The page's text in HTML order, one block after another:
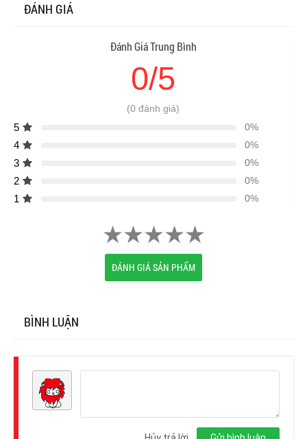
ĐÁNH GIÁ
Đánh Giá Trung Bình
0/5
(0 đánh giá)
5 0%
4 0%
3 0%
2 0%
1 0%
ĐÁNH GIÁ SẢN PHẨM
BÌNH LUẬN